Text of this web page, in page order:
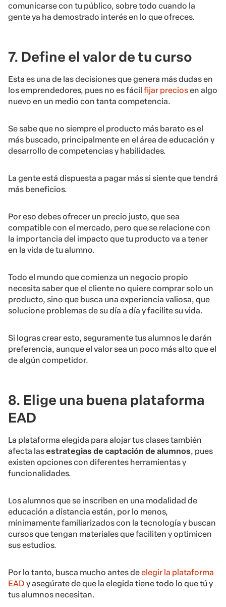
comunicarse con tu público, sobre todo cuando la
gente ya ha demostrado interés en lo que ofreces.
7. Define el valor de tu curso
Esta es una de las decisiones que genera más dudas en
los emprendedores, pues no es fácil fijar preciosen algo
nuevo en un medio con tanta competencia.
Se sabe que no siempre el producto más barato es el
más buscado, principalmente en el área de educación y
desarrollo de competencias y habilidades.
La gente está dispuesta a pagar más si siente que tendrá
más beneficios.
Por eso debes ofrecer un precio justo, que sea
compatible con el mercado, pero que se relacione con
la importancia del impacto que tu producto va a tener
en la vida de tu alumno.
Todo el mundo que comienza un negocio propio
necesita saber que el cliente no quiere comprar solo un
producto, sino que busca una experiencia valiosa, que
solucione problemas de su día a día y facilite su vida.
Si logras crear esto, seguramente tus alumnos le darán
preferencia, aunque el valor sea un poco más alto que el
de algún competidor.
8. Elige una buena plataforma
EAD
La plataforma elegida para alojar tus clases también
afecta lasestrategias de captación de alumnos, pues
existen opciones con diferentes herramientas y
funcionalidades.
Los alumnos que se inscriben en una modalidad de
educación a distancia están, por lo menos,
mínimamente familiarizados con la tecnología y buscan
cursos que tengan materiales que faciliten y optimicen
sus estudios.
Por lo tanto, busca mucho antes deelegir la plataforma
EAD y asegúrate de que la elegida tiene todo lo que tú y
tus alumnos necesitan.